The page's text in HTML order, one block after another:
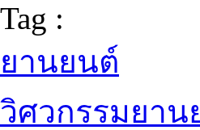
Tag :
ยานยนต์
วิศวกรรมยาน